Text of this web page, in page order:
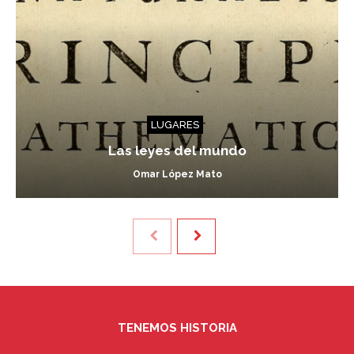
LUGARES
Las leyes del mundo
Omar López Mato
TENEMOS HISTORIA